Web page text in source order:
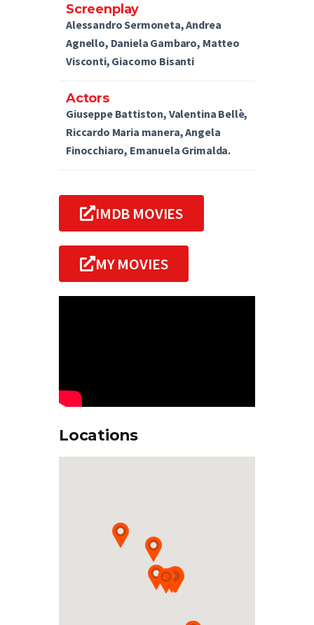
Screenplay
Alessandro Sermoneta, Andrea
Agnello, Daniela Gambaro, Matteo
Visconti, Giacomo Bisanti
Actors
Giuseppe Battiston, Valentina Bellè,
Riccardo Maria manera, Angela
Finocchiaro, Emanuela Grimalda.
IMDB MOVIES
MY MOVIES
Locations